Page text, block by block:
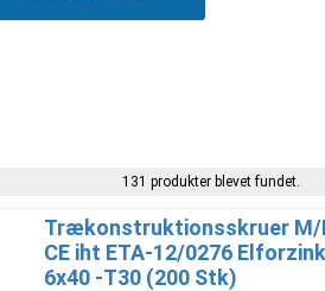
131 produkter blevet fundet.
Trækonstruktionsskruer M/
CE iht ETA-12/0276
6x40 -T30 (200 Stk)